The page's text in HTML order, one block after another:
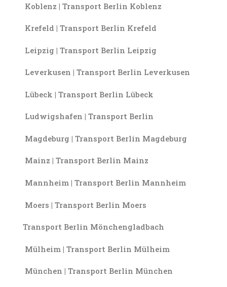
Koblenz | Transport Berlin Koblenz
Krefeld | Transport Berlin Krefeld
Leipzig | Transport Berlin Leipzig
Leverkusen | Transport Berlin Leverkusen
Lübeck | Transport Berlin Lübeck
Ludwigshafen | Transport Berlin
Magdeburg | Transport Berlin Magdeburg
Mainz | Transport Berlin Mainz
Mannheim | Transport Berlin Mannheim
Moers | Transport Berlin Moers
Transport Berlin Mönchengladbach
Mülheim | Transport Berlin Mülheim
München | Transport Berlin München